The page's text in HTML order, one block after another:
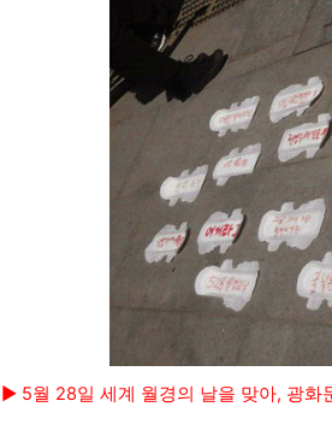
▶ 5월 28일 세계 월경의 날을 맞아, 광